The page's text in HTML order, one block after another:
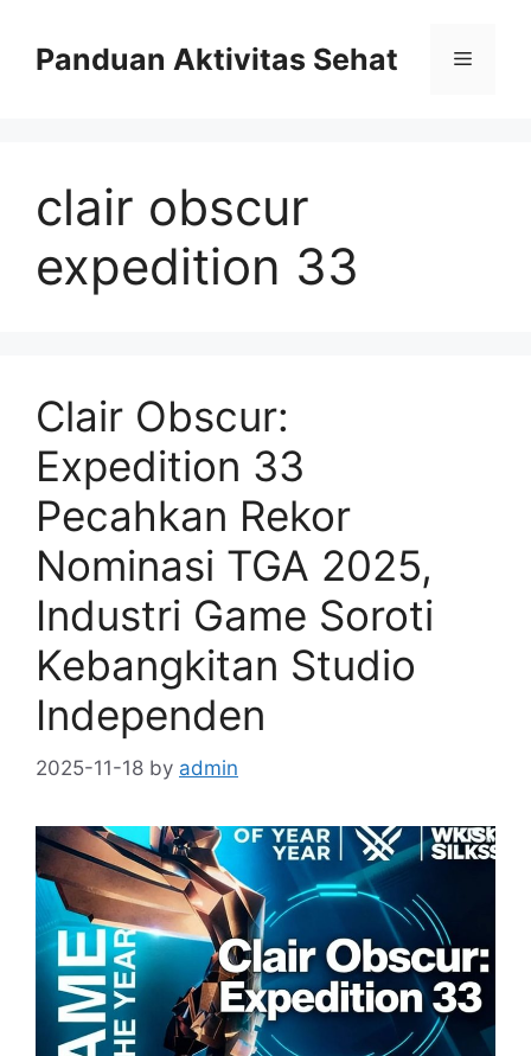
contentPanduan Aktivitas Sehat Menu
clair obscur
expedition 33
Clair Obscur:
Expedition 33
Pecahkan Rekor
Nominasi TGA 2025,
Industri Game Soroti
Kebangkitan Studio
Independen
2025-11-18 by admin